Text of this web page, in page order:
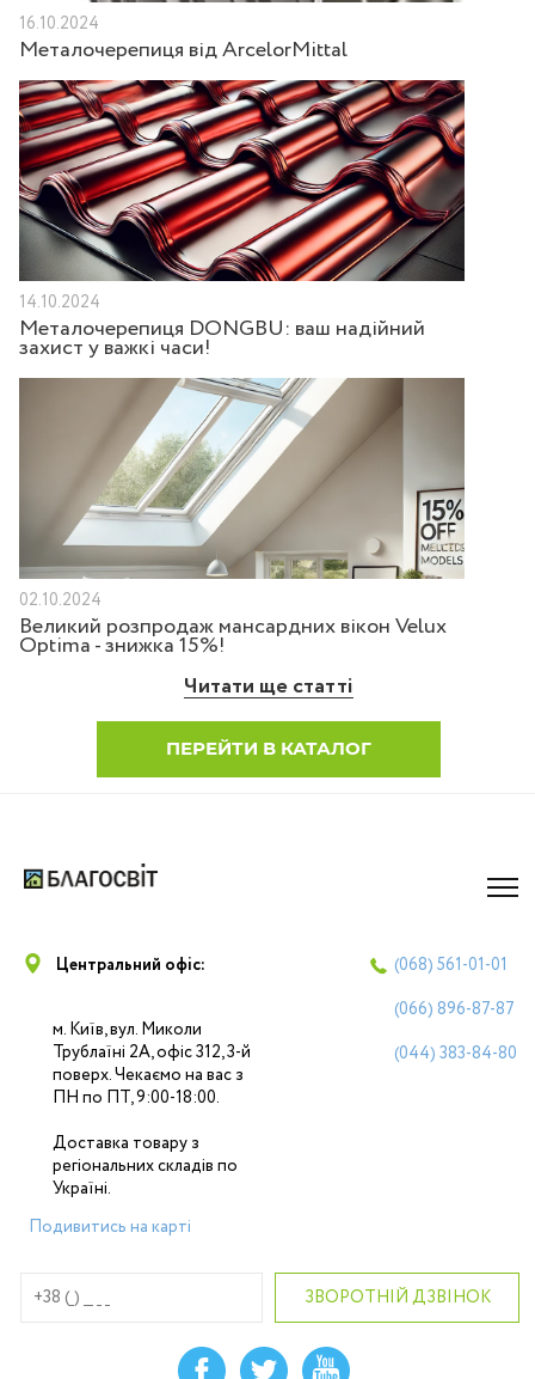
16.10.2024
Металочерепиця від ArcelorMittal
14.10.2024
Металочерепиця DONGBU: ваш надійний
захист у важкі часи!
02.10.2024
Великий розпродаж мансардних вікон Velux
Optima - знижка 15%!
Читати ще статті
ПЕРЕЙТИ В КАТАЛОГ
Центральний офіс:
м. Київ, вул. Миколи
Трублаїні 2А, офіс 312, 3-й
поверх. Чекаємо на вас з
ПН по ПТ, 9:00-18:00.
Доставка товару з
регіональних складів по
Україні.
Подивитись на карті
(068) 561-01-01
(066) 896-87-87
(044) 383-84-80